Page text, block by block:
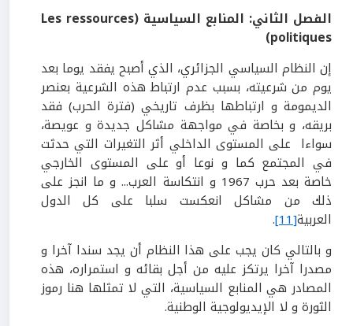
الفصل الثاني: المنابع السياسية (Les ressources
politiques)
إن النظام السياسي الجزائري، الذي أصبح يفقد يوما بعد
يوم من شرعيته، بسبب عدم ارتباط هذه الشرعية بعنصر
الديمومة و ارتباطها بظرف تاريخي (فترة الحرب) فقد
بريقه، و بخاصة في مواجهة مشاكل جديدة و عويصة،
سواءا على المستوى الداخلي أثر التغيرات التي حدثت
في المجتمع كما و نوعا أو على المستوى الخارجي
خاصة بعد حرب 1967 و انتكاسة العرب... و ما انجز على
ذلك من مشاكل انعكست سلبا على كل الدول
العربية[11]
.
و بالتالي كان يجب على هذا النظام أن يجد سندا آخرا و
مصدرا آخرا يرتكز عليه من أجل بقائه و استمراره، هذه
المصادر هي المنابع السياسية، التي لا تمثلها هنا رموز
الثورة و لا الإيديولوجية الوطنية.